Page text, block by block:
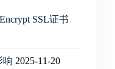
SSL证书
响 2025-11-20